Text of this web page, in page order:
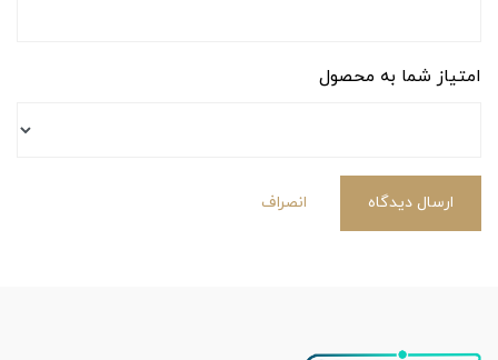
امتیاز شما به محصول
ارسال دیدگاه انصراف